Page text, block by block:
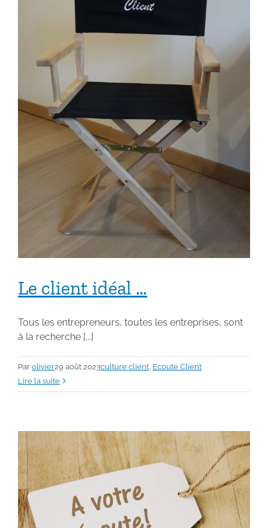
Le client idéal …
Tous les entrepreneurs, toutes les entreprises, sont
à la recherche [...]
Par olivier29 août 2023culture client Ecoute Client
Lire la suite